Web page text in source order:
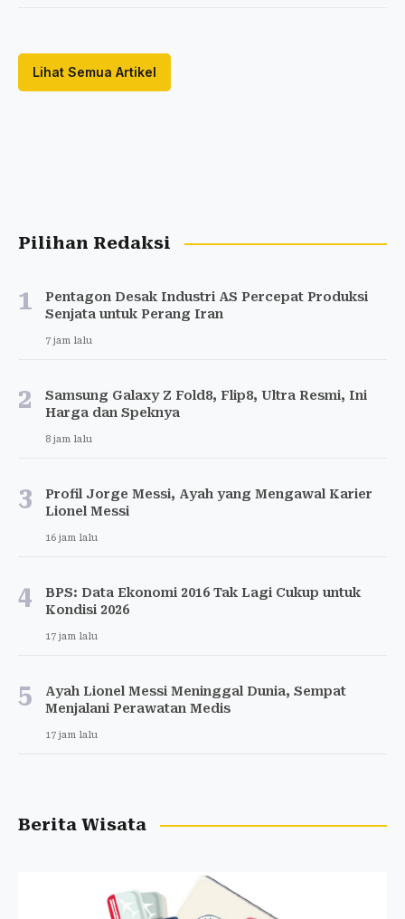
Lihat Semua Artikel
Pilihan Redaksi
1
Pentagon Desak Industri AS Percepat Produksi
Senjata untuk Perang Iran
7 jam lalu
2
Samsung Galaxy Z Fold8, Flip8, Ultra Resmi, Ini
Harga dan Speknya
8 jam lalu
3
Profil Jorge Messi, Ayah yang Mengawal Karier
Lionel Messi
16 jam lalu
4
BPS: Data Ekonomi 2016 Tak Lagi Cukup untuk
Kondisi 2026
17 jam lalu
5
Ayah Lionel Messi Meninggal Dunia, Sempat
Menjalani Perawatan Medis
17 jam lalu
Berita Wisata